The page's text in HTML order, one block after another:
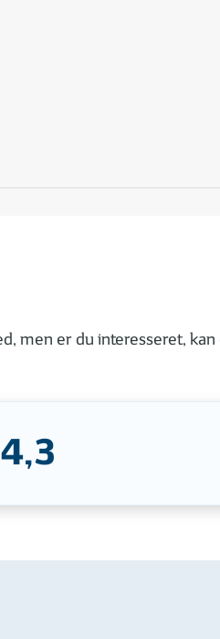
men er du interesseret,
4,3